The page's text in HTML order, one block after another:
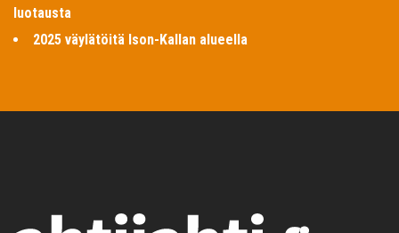
luotausta
2025 väylätöitä Ison-Kallan alueella